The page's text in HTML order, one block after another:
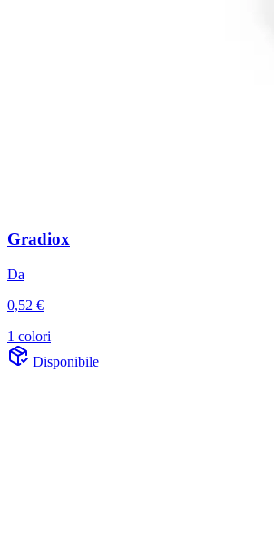
Gradiox
Da
0,52 €
1 colori
Disponibile